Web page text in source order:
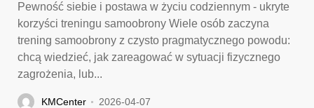
Pewność siebie i postawa w życiu codziennym - ukryte
korzyści treningu samoobrony Wiele osób zaczyna
trening samoobrony z czysto pragmatycznego powodu:
chcą wiedzieć, jak zareagować w sytuacji fizycznego
zagrożenia, lub...
KMCenter 2026-04-07